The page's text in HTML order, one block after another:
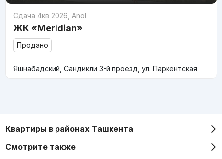
Сдача 4кв 2026 Anol
ЖК «Meridian»
Продано
Яшнабадский, Сандикли 3-й проезд, ул. Паркентская
Квартиры в районах Ташкента
Смотрите также